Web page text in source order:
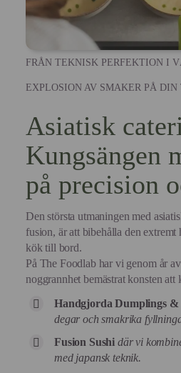
FRÅN TEKNISK PERFEKTION I
EXPLOSION AV SMAKER PÅ
Asiatisk
Kungsängen
på precision
Den största utmaningen med
fusion, är att bibehålla den
kök till bord.
På The Foodlab har vi genom år
noggrannhet bemästrat konsten att
Handgjorda Dumplings &
degar och smakrika
Fusion Sushi där vi
med japansk teknik.